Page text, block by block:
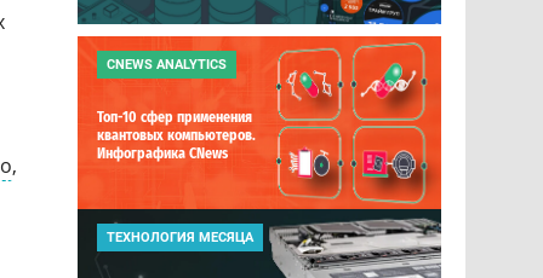
,
CNEWS ANALYTICS
Топ-10 сфер применения
квантовых компьютеров.
Инфографика CNews
ТЕХНОЛОГИЯ МЕСЯЦА